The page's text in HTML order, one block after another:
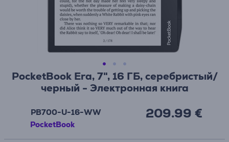
PocketBook Era, 7", 16 ГБ, серебристый/
черный - Электронная книга
PB700-U-16-WW
PocketBook
209.99 €